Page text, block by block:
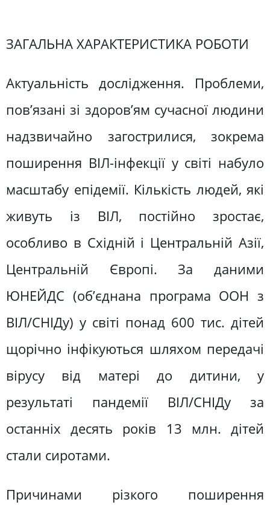
ЗАГАЛЬНА ХАРАКТЕРИСТИКА РОБОТИ
Актуальність дослідження. Проблеми,
пов’язані зі здоров’ям сучасної людини
надзвичайно загострилися, зокрема
поширення ВІЛ-інфекції у світі набуло
масштабу епідемії. Кількість людей, які
живуть із ВІЛ, постійно зростає,
особливо в Східній і Центральній Азії,
Центральній Європі. За даними
ЮНЕЙДС (об’єднана програма ООН з
ВІЛ/СНІДу) у світі понад 600 тис. дітей
щорічно інфікуються шляхом передачі
вірусу від матері до дитини, у
результаті пандемії ВІЛ/СНІДу за
останніх десять років 13 млн. дітей
стали сиротами.
Причинами різкого поширення